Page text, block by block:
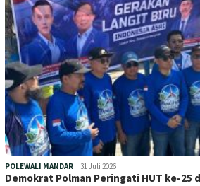
POLEWALI MANDAR 31 Juli 2026
Demokrat Polman Peringati HUT ke-25